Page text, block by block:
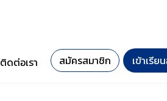
ติดต่อเรา สมัครสมาชิก เข้าเรีย